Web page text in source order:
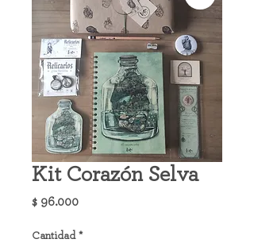
Kit Corazón Selva
$ 96.000Precio
Cantidad *